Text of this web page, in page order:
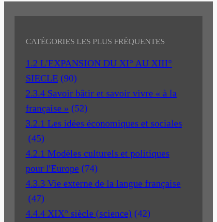
CATÉGORIES LES PLUS FRÉQUENTES
1.2 L'EXPANSION DU XI° AU XIII°
SIECLE (90)
2.3.4 Savoir bâtir et savoir vivre « à la
française » (52)
3.2.1 Les idées économiques et sociales
(45)
4.2.1 Modèles culturels et politiques
pour l'Europe (74)
4.3.3 Vie externe de la langue française
(47)
4.4.4 XIX° siècle (science) (42)